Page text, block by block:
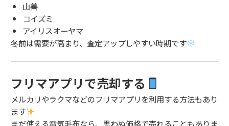
山善
コイズミ
アイリスオーヤマ
冬前は需要が高まり、査定アップしやすい時期です
フリマアプリで売却する
メルカリやラクマなどのフリマアプリを利用する方法もあり
ます
まだ使える電気毛布なら、思わぬ価格で売れることもありま